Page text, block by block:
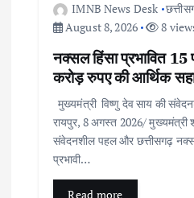
IMNB News Desk
August 8, 2026
8
नक्सल हिंसा प्रभावित 15
करोड़ रुपए की आर्थिक
मुख्यमंत्री विष्णु देव साय की
रायपुर, 8 अगस्त 2026/ मुख्यमंत्री
संवेदनशील पहल और छत्तीसगढ़
प्रभावी…
Read more